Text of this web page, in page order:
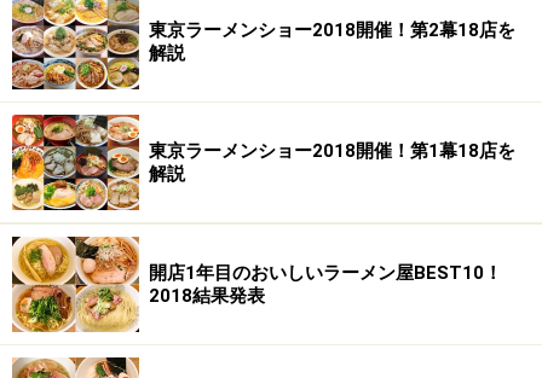
【DATA】店名：陽気 住所：広島県広島市中区江波南3-
4-1 TEL：082-231-5625 営業時間：16：30-24：
00 休日：1日・12日・13日・26日 メニュー：中華そ
ば500
東京ラーメンショー2018開催！第2幕18店を
解説
東京ラーメンショー2018開催！第1幕18店を
解説
開店1年目のおいしいラーメン屋BEST10！
2018結果発表